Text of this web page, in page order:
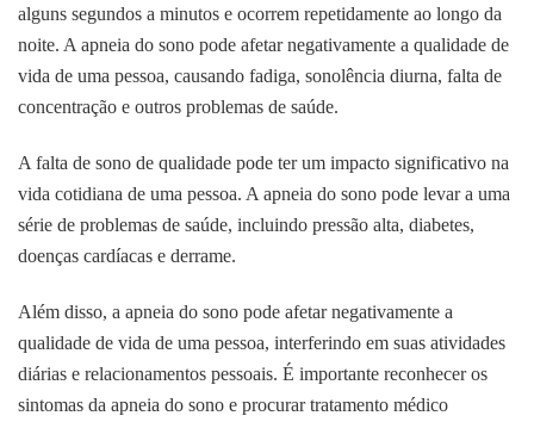
alguns segundos a minutos e ocorrem repetidamente ao longo da
noite. A apneia do sono pode afetar negativamente a qualidade de
vida de uma pessoa, causando fadiga, sonolência diurna, falta de
concentração e outros problemas de saúde.
A falta de sono de qualidade pode ter um impacto significativo na
vida cotidiana de uma pessoa. A apneia do sono pode levar a uma
série de problemas de saúde, incluindo pressão alta, diabetes,
doenças cardíacas e derrame.
Além disso, a apneia do sono pode afetar negativamente a
qualidade de vida de uma pessoa, interferindo em suas atividades
diárias e relacionamentos pessoais. É importante reconhecer os
sintomas da apneia do sono e procurar tratamento médico